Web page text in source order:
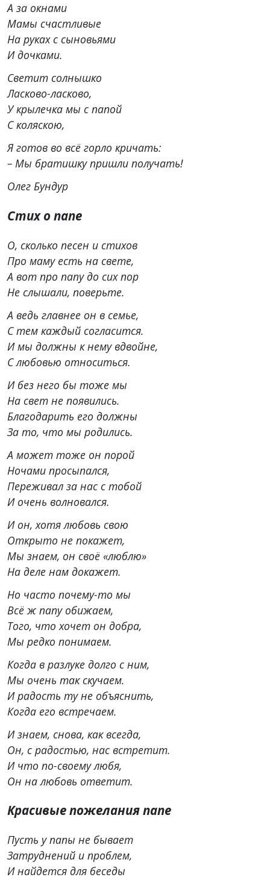
А за окнами
Мамы счастливые
На руках с сыновьями
И дочками.
Светит солнышко
Ласково-ласково,
У крылечка мы с папой
С коляскою,
Я готов во всё горло кричать:
– Мы братишку пришли получать!
Олег Бундур
Стих о папе
О, сколько песен и стихов
Про маму есть на свете,
А вот про папу до сих пор
Не слышали, поверьте.
А ведь главнее он в семье,
С тем каждый согласится.
И мы должны к нему вдвойне,
С любовью относиться.
И без него бы тоже мы
На свет не появились.
Благодарить его должны
За то, что мы родились.
А может тоже он порой
Ночами просыпался,
Переживал за нас с тобой
И очень волновался.
И он, хотя любовь свою
Открыто не покажет,
Мы знаем, он своё «люблю»
На деле нам докажет.
Но часто почему-то мы
Всё ж папу обижаем,
Того, что хочет он добра,
Мы редко понимаем.
Когда в разлуке долго с ним,
Мы очень так скучаем.
И радость ту не объяснить,
Когда его встречаем.
И знаем, снова, как всегда,
Он, с радостью, нас встретит.
И что по-своему любя,
Он на любовь ответит.
Красивые пожелания папе
Пусть у папы не бывает
Затруднений и проблем,
И найдется для беседы